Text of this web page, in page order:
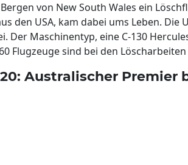
von New South Wales ein
den USA, kam dabei ums Leben.
Der Maschinentyp, eine C-130
Flugzeuge sind bei den Löscharbeiten
Australischer